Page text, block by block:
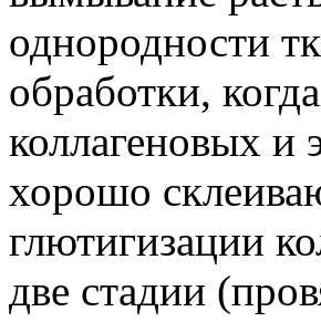
однородности
обработки,
коллагеновых и
хорошо
глютигизации
две стадии